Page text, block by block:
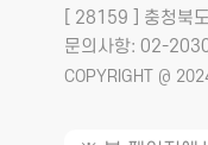
[ 28159 ] 충청북
문의사항: 02-
COPYRIGHT @